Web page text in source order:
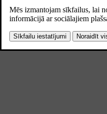
Ja jums ir problēmas saistībā ar
Lai vēl vairāk pasargātu savu